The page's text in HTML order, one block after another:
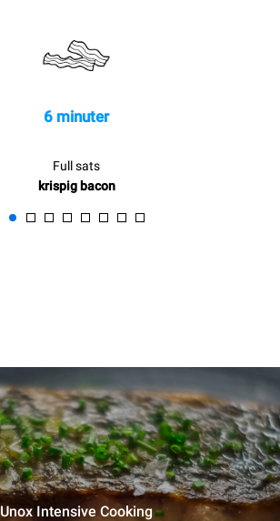
6 minuter
Full sats
krispig bacon
Unox Intensive Cooking